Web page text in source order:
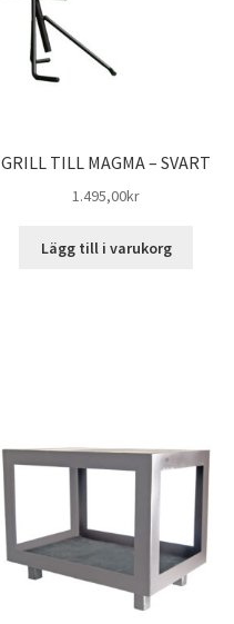
GRILL TILL MAGMA – SVART
1.495,00kr
Lägg till i varukorg